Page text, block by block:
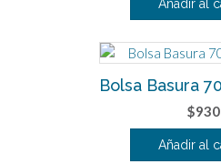
Añadir al
Bolsa Basura
$930
Añadir al